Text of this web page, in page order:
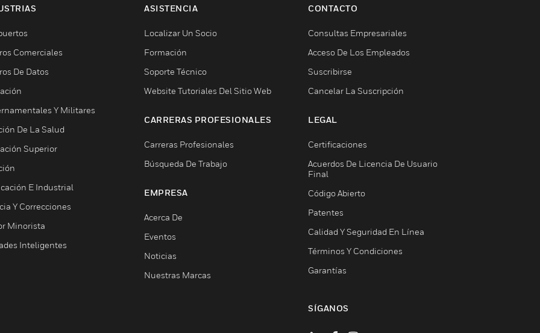
Comerciales
De Datos
Y Militares
De La Salud
Superior
E Industrial
Y Correcciones
Minorista
Inteligentes
ASISTENCIA
Localizar Un Socio
Formación
Soporte Técnico
Website Tutoriales Del Sitio Web
CARRERAS PROFESIONALES
Carreras Profesionales
Búsqueda De Trabajo
EMPRESA
Acerca De
Eventos
Noticias
Nuestras Marcas
CONTACTO
Consultas Empresariales
Acceso De Los Empleados
Suscribirse
Cancelar La Suscripción
LEGAL
Certificaciones
Acuerdos De Licencia De Usuario
Final
Código Abierto
Patentes
Calidad Y Seguridad En Línea
Términos Y Condiciones
Garantías
SÍGANOS